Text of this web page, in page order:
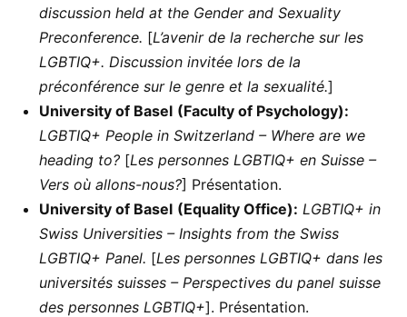
discussion held at the Gender and Sexuality
Preconference. [L’avenir de la recherche sur les
LGBTIQ+. Discussion invitée lors de la
préconférence sur le genre et la sexualité.]
University of Basel (Faculty of Psychology):
LGBTIQ+ People in Switzerland – Where are we
heading to? [Les personnes LGBTIQ+ en Suisse –
Vers où allons-nous?] Présentation.
University of Basel (Equality Office): LGBTIQ+ in
Swiss Universities – Insights from the Swiss
LGBTIQ+ Panel. [Les personnes LGBTIQ+ dans les
universités suisses – Perspectives du panel suisse
des personnes LGBTIQ+]. Présentation.